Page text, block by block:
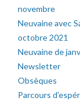
novembre
Neuvaine avec
octobre 2021
Neuvaine de
Newsletter
Obsèques
Parcours